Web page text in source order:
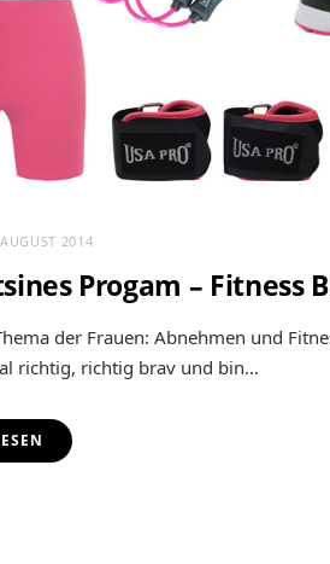
2014
Progam – Fitness
der Frauen: Abnehmen und
richtig, richtig brav und bin…